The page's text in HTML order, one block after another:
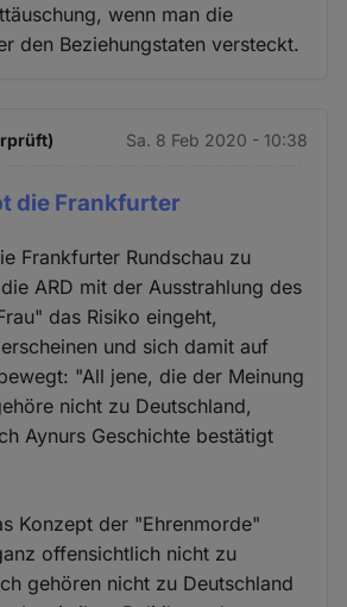
wenn man die
den Beziehungstaten versteckt.
Sa. 8 Feb 2020 - 10:38
die Frankfurter
Frankfurter Rundschau zu
ARD mit der Ausstrahlung des
das Risiko eingeht,
und sich damit auf
"All jene, die der Meinung
nicht zu Deutschland,
Aynurs Geschichte bestätigt
Konzept der "Ehrenmorde"
offensichtlich nicht zu
gehören nicht zu Deutschland